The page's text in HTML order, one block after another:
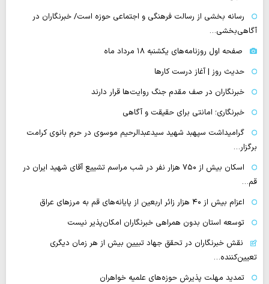
رسانه بخشی از رسالت فرهنگی و اجتماعی حوزه است/ خبرنگاران در
آگاهی‌بخشی…
صفحه اول روزنامه‌های یکشنبه ۱۸ مرداد ماه
حدیث روز | آغاز درست کارها
خبرنگاران در صف مقدم جنگ روایت‌ها قرار دارند
خبرنگاری؛ امانتی برای حقیقت و آگاهی
گرامیداشت سپهبد شهید سیدعبدالرحیم موسوی در حرم بانوی کرامت
برگزار…
اسکان بیش از ۷۵۰ هزار نفر در شب مراسم تشییع آقای شهید ایران در
قم…
اعزام بیش از ۴۰ هزار زائر اربعین از پایانه‌های قم به مرزهای عراق
توسعه استان بدون همراهی خبرنگاران امکان‌پذیر نیست
نقش خبرنگاران در تحقق جهاد تبیین بیش از هر زمان دیگری
تعیین‌کننده…
تمدید مهلت پذیرش حوزه‌های علمیه خواهران